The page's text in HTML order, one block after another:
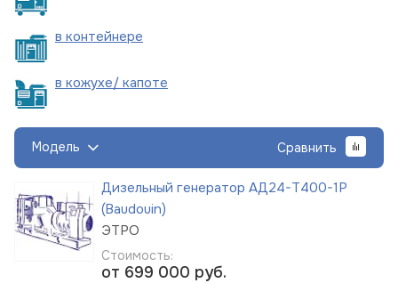
в контейнере
в кожухе/ капоте
Модель Сравнить
Дизельный генератор АД24-Т400-1Р
(Baudouin)
ЭТРО
Стоимость:
от 699 000 руб.